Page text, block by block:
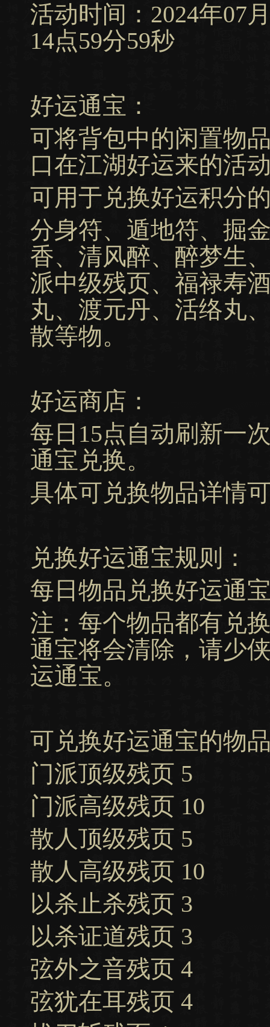
活动时间：2024年07
14点59分59秒
好运通宝：
可将背包中的闲置物
口在江湖好运来的活
可用于兑换好运积分
分身符、遁地符、掘
香、清风醉、醉梦生
派中级残页、福禄寿
丸、渡元丹、活络丸
散等物。
好运商店：
每日15点自动刷新一
通宝兑换。
具体可兑换物品详情
兑换好运通宝规则：
每日物品兑换好运通
注：每个物品都有兑
通宝将会清除，请少
运通宝。
可兑换好运通宝的物
门派顶级残页 5
门派高级残页 10
散人顶级残页 5
散人高级残页 10
以杀止杀残页 3
以杀证道残页 3
弦外之音残页 4
弦犹在耳残页 4